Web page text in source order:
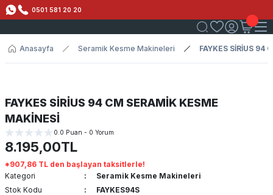
0501 581 20 20
Anasayfa Seramik Kesme Makineleri FAYKES SİRİUS 94
FAYKES SİRİUS 94 CM SERAMİK KESME
MAKİNESİ
0.0 Puan - 0 Yorum
8.195,00TL
*907,86 TL den başlayan taksitlerle!
Kategori
Seramik Kesme Makineleri
Stok Kodu
FAYKES94S